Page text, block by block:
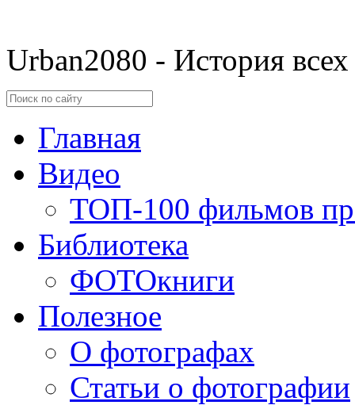
Urban2080 - История
Главная
Видео
ТОП-100 фильмов
Библиотека
ФОТОкниги
Полезное
О фотографах
Статьи о фотографии